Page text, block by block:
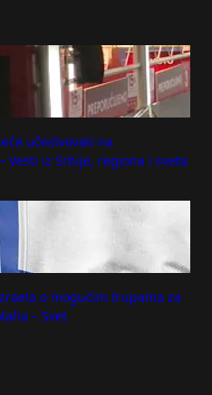
učestvovati na
Vesti iz Srbije, regiona i sveta
o mogućim trupama za
– Svet